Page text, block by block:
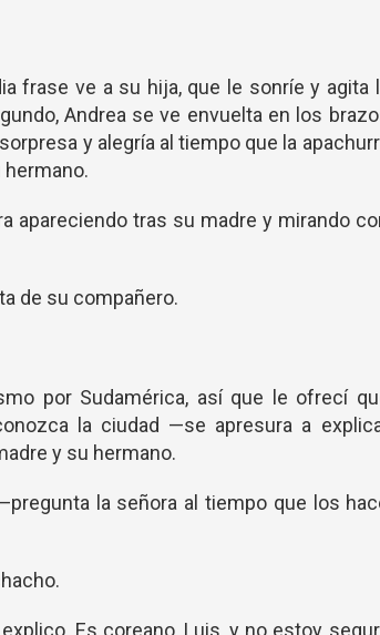
frase ve a su hija, que le sonríe y agita
Andrea se ve envuelta en los
y alegría al tiempo que la
apareciendo tras su madre y mirando
de su compañero.
por Sudamérica, así que le ofrecí
la ciudad —se apresura a
y su hermano.
la señora al tiempo que los
Es coreano, Luis, y no estoy